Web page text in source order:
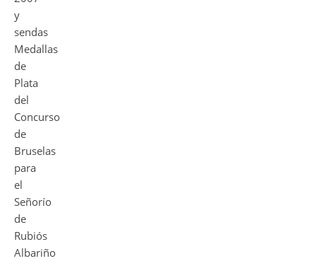
y
sendas
Medallas
de
Plata
del
Concurso
de
Bruselas
para
el
Señorío
de
Rubiós
Albariño